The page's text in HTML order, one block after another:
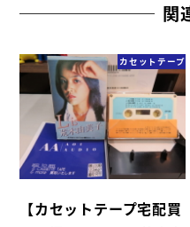
関
カセットテープ
【カセットテープ宅配買